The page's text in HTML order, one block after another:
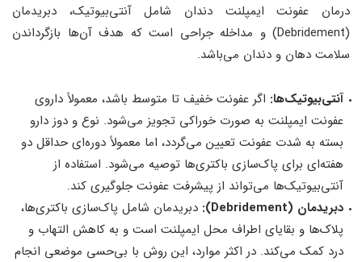
درمان عفونت ایمپلنت دندان شامل آنتی‌بیوتیک، دبریدمان
(Debridement) و مداخله جراحی است که هدف آن‌ها بازگرداندن
سلامت دهان و دندان می‌باشد.
آنتی‌بیوتیک‌ها: اگر عفونت خفیف تا متوسط باشد، معمولاً داروی
عفونت ایمپلنت به صورت خوراکی تجویز می‌شود. نوع و دوز دارو
بسته به شدت عفونت تعیین می‌گردد، اما معمولاً دوره‌ای حداقل دو
هفته‌ای برای پاک‌سازی باکتری‌ها توصیه می‌شود. استفاده از
آنتی‌بیوتیک‌ها می‌تواند از پیشرفت عفونت جلوگیری کند.
دبریدمان (Debridement)
: دبریدمان شامل پاک‌سازی باکتری‌ها،
پلاک‌ها و بقایای اطراف محل ایمپلنت است و به کاهش التهاب و
درد کمک می‌کند. در اکثر موارد، این روش با بی‌حسی موضعی انجام